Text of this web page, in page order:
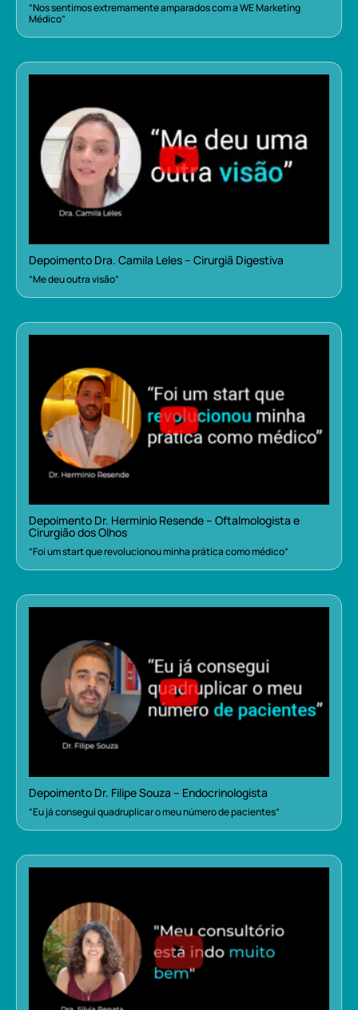
“Nos sentimos extremamente amparados com a WE Marketing
Médico”
Depoimento Dra. Camila Leles – Cirurgiã Digestiva
“Me deu outra visão”
Depoimento Dr. Herminio Resende – Oftalmologista e
Cirurgião dos Olhos
“Foi um start que revolucionou minha prática como médico”
Depoimento Dr. Filipe Souza – Endocrinologista
“Eu já consegui quadruplicar o meu número de pacientes”